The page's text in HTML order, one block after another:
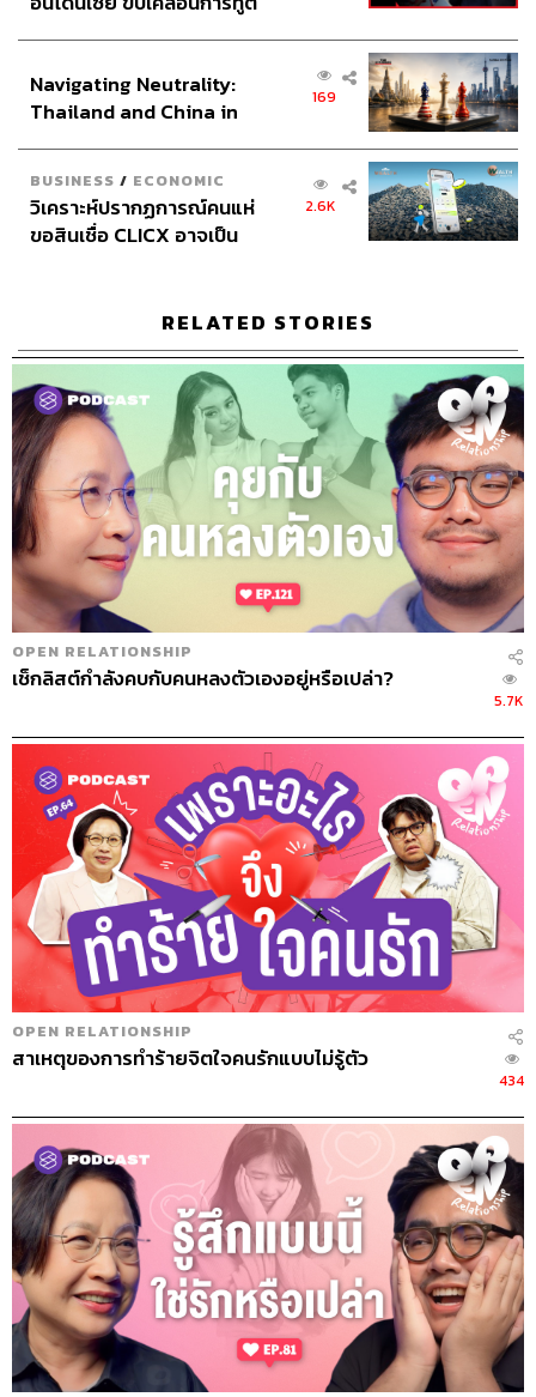
อินโดนีเซีย
Navigating Neutrality:
Thailand and China in
169
BUSINESS / ECONOMIC
วิเคราะห์ปรากฏการณ์คนแห่
ขอสินเชื่อ CLICX อาจเป็น
2.6K
RELATED STORIES
OPEN RELATIONSHIP
เช็กลิสต์กำลังคบกับคนหลงตัวเองอยู่หรือเปล่า?
5.7K
OPEN RELATIONSHIP
สาเหตุของการทำร้ายจิตใจคนรักแบบไม่รู้ตัว
434